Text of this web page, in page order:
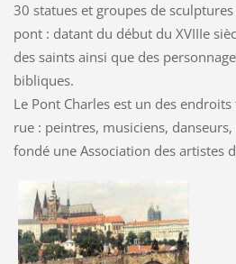
30 statues et groupes de
pont : datant du début du XVIIIe
des saints ainsi que des
bibliques.
Le Pont Charles est un des
rue : peintres, musiciens,
fondé une Association des artistes